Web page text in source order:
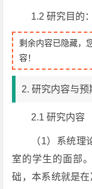
1.2 研究目的：
剩余内容已隐藏，
容！
2. 研究内容与预
2.1 研究内容
（1）系统
室的学生的面部
础，本系统就是